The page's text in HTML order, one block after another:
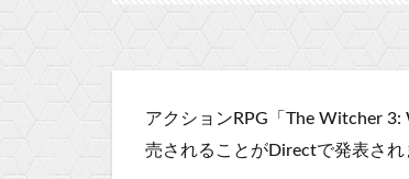
アクションRPG「The Witcher
売されることがDirectで発表され